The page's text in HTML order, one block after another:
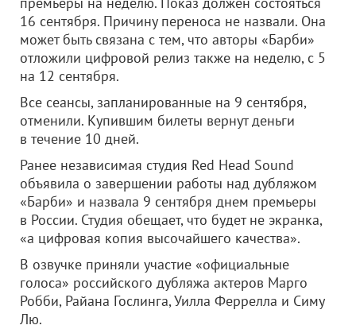
16 сентября. Причину переноса не назвали. Она
может быть связана с тем, что авторы «Барби»
отложили цифровой релиз также на неделю, с 5
на 12 сентября.
Все сеансы, запланированные на 9 сентября,
отменили. Купившим билеты вернут деньги
в течение 10 дней.
Ранее независимая студия Red Head Sound
объявила о завершении работы над дубляжом
«Барби» и назвала 9 сентября днем премьеры
в России. Студия обещает, что будет не экранка,
«а цифровая копия высочайшего качества».
В озвучке приняли участие «официальные
голоса» российского дубляжа актеров Марго
Робби, Райана Гослинга, Уилла Феррелла и Симу
Лю.